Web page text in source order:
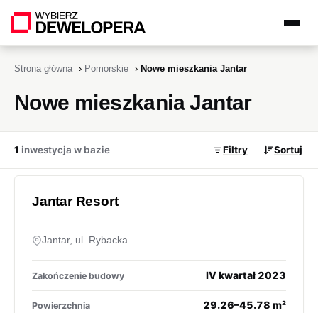
Strona główna › Pomorskie › Nowe mieszkania Jantar
Nowe mieszkania Jantar
1 inwestycja w bazie Filtry Sortuj
Jantar Resort
Jantar, ul. Rybacka
Zakończenie budowy IV kwartał 2023
Powierzchnia 29.26–45.78 m²